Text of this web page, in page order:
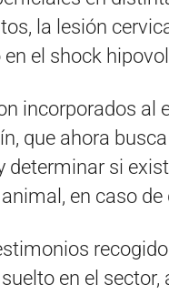
la lesión
en el shock
incorporados al
que ahora
determinar si
en caso
en el